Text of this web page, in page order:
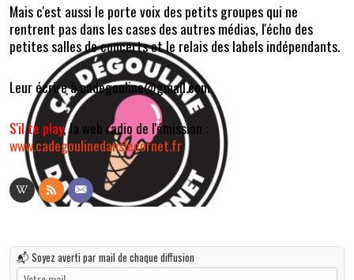
Mais c'est aussi le porte voix des petits groupes qui ne
rentrent pas dans les cases des autres médias, l'écho des
petites salles de concerts et le relais des labels indépendants.
Leur écrire à cadegouline@gmail.com
S'il te play, la web radio de l'émission :
www.cadegoulinedanslecornet.fr
📬 Soyez averti par mail de chaque diffusion